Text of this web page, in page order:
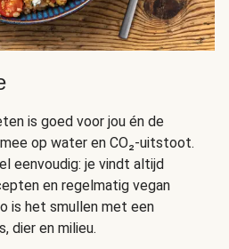
is goed voor jou én de
op water en CO₂-uitstoot.
eenvoudig: je vindt altijd
en regelmatig vegan
is het smullen met een
dier en milieu.